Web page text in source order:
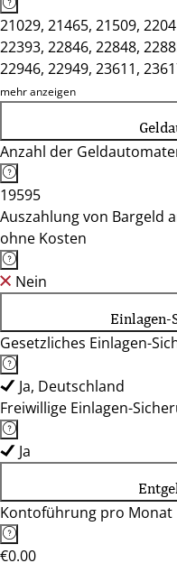
21029, 21465, 21509,
22393, 22846, 22848,
22946, 22949, 23611,
23714, 23730, 23738,
mehr anzeigen
Anzahl der
19595
Auszahlung von Bargeld
ohne Kosten
Nein
Einlagen-
Gesetzliches Einlagen-
Ja, Deutschland
Freiwillige Einlagen-
Ja
Kontoführung pro Monat
€0.00